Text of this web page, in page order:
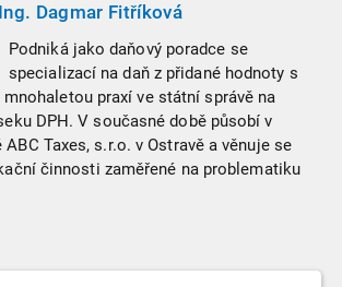
Ing. Dagmar Fitříková
Podniká jako daňový poradce se
specializací na daň z přidané hodnoty s
mnohaletou praxí ve státní správě na
DPH. V současné době působí v
Taxes, s.r.o. v Ostravě a věnuje se
činnosti zaměřené na problematiku